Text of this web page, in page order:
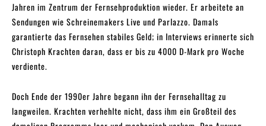
Jahren im Zentrum der Fernsehproduktion wieder. Er arbeitete an
Sendungen wie Schreinemakers Live und Parlazzo. Damals
garantierte das Fernsehen stabiles Geld; in Interviews erinnerte sich
Christoph Krachten daran, dass er bis zu 4000 D-Mark pro Woche
verdiente.
Doch Ende der 1990er Jahre begann ihn der Fernsehalltag zu
langweilen. Krachten verhehlte nicht, dass ihm ein Großteil des